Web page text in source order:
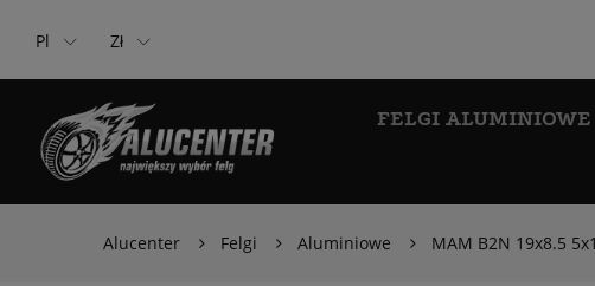
Pl Zł
FELGI ALUMINIOWE
Alucenter Felgi Aluminiowe MAM B2N 19x8.5